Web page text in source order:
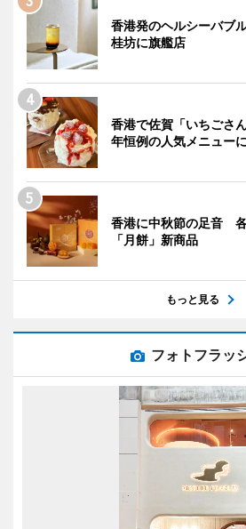
香港発のヘルシーバブ
桂坊に旗艦店
香港で佐賀「いちごさ
年恒例の人気メニューに
香港に中秋節の足音
「月餅」新商品
もっと見る
フォトフラッ